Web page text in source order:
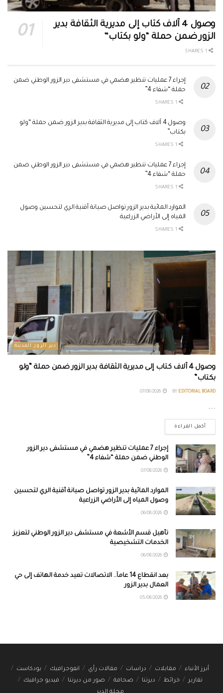
وصول 4 آلاف كتاب إلى مديرية الثقافة بدير
الزور ضمن حملة “ولو بكتاب”
إجراء 7 عمليات تنظير هضمي في مستشفى دير الزور الوطني ضمن
حملة “شفاء 4”
وصول 4 آلاف كتاب إلى مديرية الثقافة بدير الزور ضمن حملة “ولو
بكتاب”
إجراء 7 عمليات تنظير هضمي في مستشفى دير الزور الوطني ضمن
حملة “شفاء 4”
الموارد المائية بدير الزور تواصل صيانة أقنية الري لتحسين وصول
المياه إلى الأراضي الزراعية
دير الزور المدينة
وصول 4 آلاف كتاب إلى مديرية الثقافة بدير الزور ضمن حملة “ولو
بكتاب”
BY EDITORIAL BOARD
...
أكمل القراءة
إجراء 7 عمليات تنظير هضمي في مستشفى دير الزور
الوطني ضمن حملة “شفاء 4”
الموارد المائية بدير الزور تواصل صيانة أقنية الري لتحسين
وصول المياه إلى الأراضي الزراعية
تأهيل قسم الأشعة في مستشفى دير الزور الوطني لتعزيز
الخدمات التشخيصية
بعد انقطاع 14 عاماً.. الاتصالات تعيد خدمة الهاتف إلى حي
العمال بدير الزور
أبرز الأنباء مقابلات دراسات مقالات رأي انفوجرافيك
بودكاست
تقارير
خرائط ديرتنا صحافة صور من ديرتنا
فيديو جرافيك